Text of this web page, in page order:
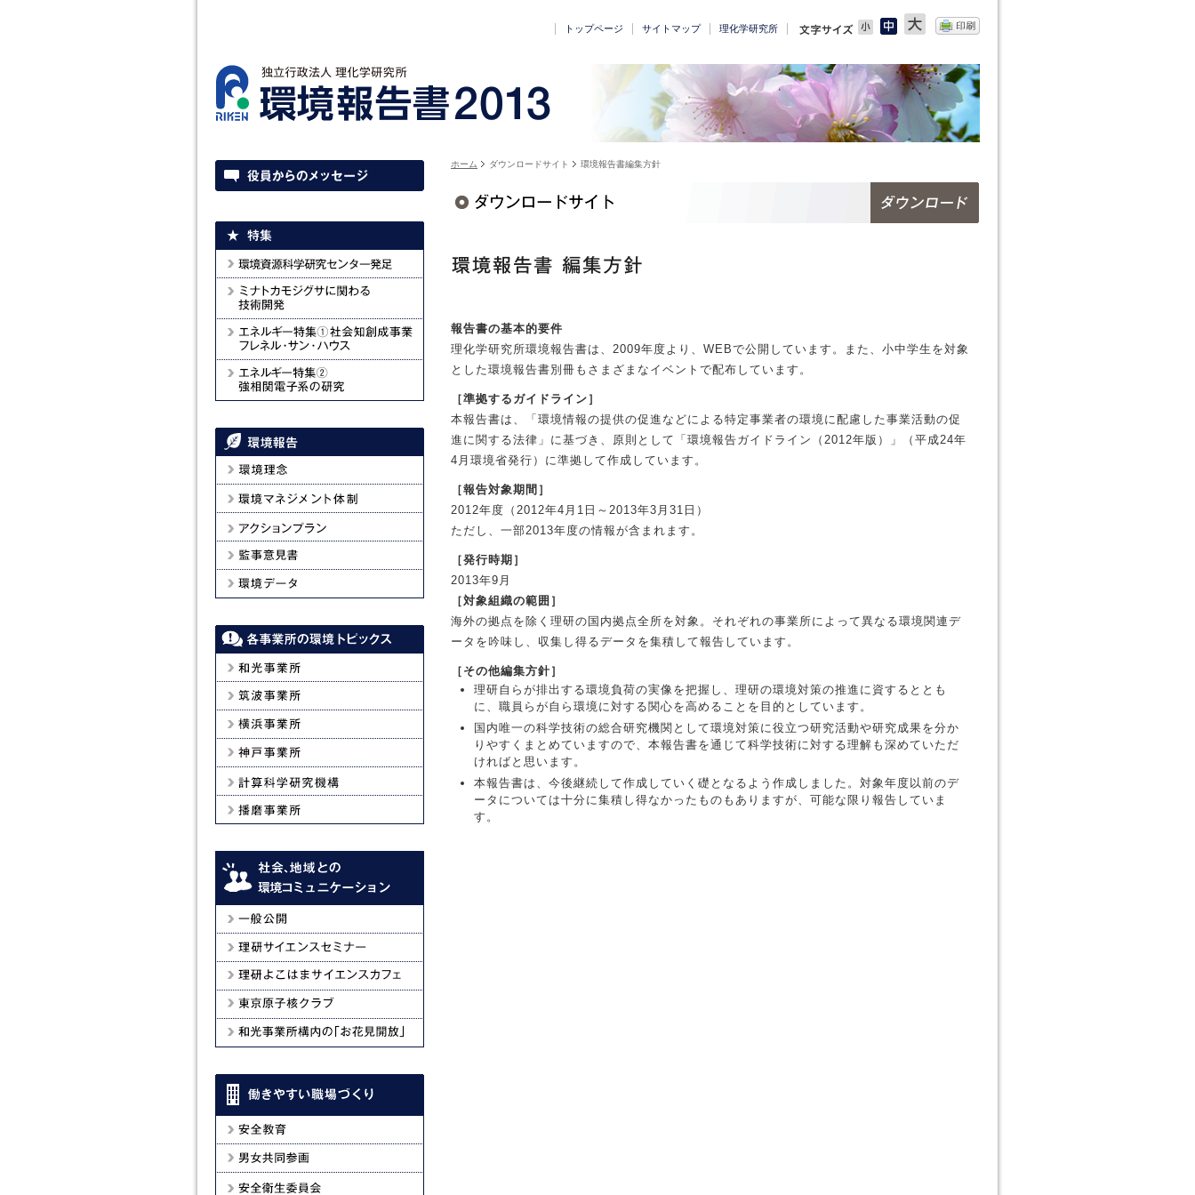
トップページ サイトマップ
理化学研究所
ホーム ダウンロードサイト 環境報告書編集方針
報告書の基本的要件
理化学研究所環境報告書は、2009年度より、WEBで公開しています。また、小中学生を対象
とした環境報告書別冊もさまざまなイベントで配布しています。
［準拠するガイドライン］
本報告書は、「環境情報の提供の促進などによる特定事業者の環境に配慮した事業活動の促
進に関する法律」に基づき、原則として「環境報告ガイドライン（2012年版）」（平成24年
4月環境省発行）に準拠して作成しています。
［報告対象期間］
2012年度（2012年4月1日～2013年3月31日）
ただし、一部2013年度の情報が含まれます。
［発行時期］
2013年9月
［対象組織の範囲］
海外の拠点を除く理研の国内拠点全所を対象。それぞれの事業所によって異なる環境関連デ
ータを吟味し、収集し得るデータを集積して報告しています。
［その他編集方針］
理研自らが排出する環境負荷の実像を把握し、理研の環境対策の推進に資するととも
に、職員らが自ら環境に対する関心を高めることを目的としています。
国内唯一の科学技術の総合研究機関として環境対策に役立つ研究活動や研究成果を分か
りやすくまとめていますので、本報告書を通じて科学技術に対する理解も深めていただ
ければと思います。
本報告書は、今後継続して作成していく礎となるよう作成しました。対象年度以前のデ
ータについては十分に集積し得なかったものもありますが、可能な限り報告していま
す。
環境資源科学研究センター
ミナトカモジグサに関わる技術開発
エネルギー特集①
社会知創成事業 フレネル・サン・ハウ
環境理念
環境マネジメント体制
アクションプラン
監事意見書
和光事業所
筑波事業所
横浜事業所
計算科学研究機構
理研一般公開
理研サイエンスセミナー
理研よこはまサイエンスカフェ
東京原子核クラブ
安全教育